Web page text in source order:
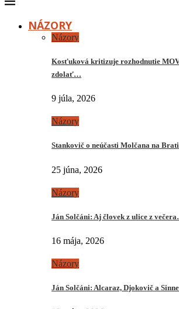
NÁZORY
Názory
Kosťuková kritizuje rozhodnutie
zdolať…
9 júla, 2026
Názory
Stankovič o neúčasti Molčana na
25 júna, 2026
Názory
Ján Solčáni: Aj človek z ulice z
16 mája, 2026
Názory
Ján Solčáni: Alcaraz, Djokovič a